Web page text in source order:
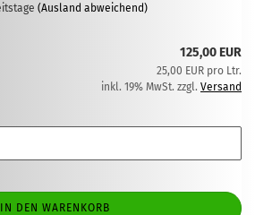
(Ausland abweichend)
125,00 EUR
25,00 EUR pro Ltr.
inkl. 19% MwSt. zzgl. Versand
IN DEN WARENKORB